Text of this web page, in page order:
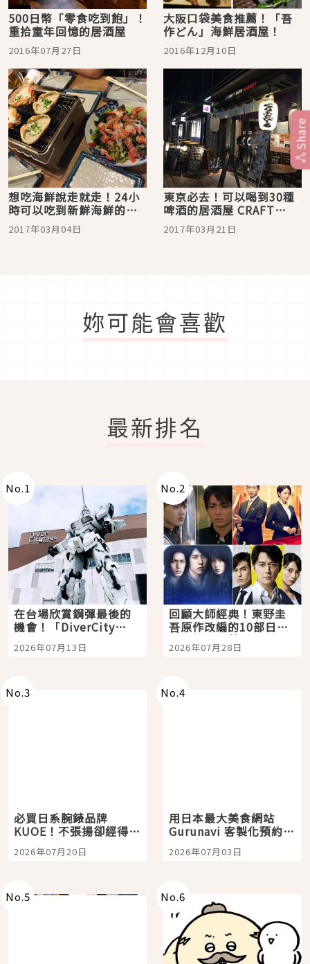
500日幣「零食吃到飽」！
重拾童年回憶的居酒屋
2016年07月27日
大阪口袋美食推薦！「吾
作どん」海鮮居酒屋！
2016年12月10日
想吃海鮮說走就走！24小
時可以吃到新鮮海鮮的居
酒屋 「磯丸水産」
2017年03月04日
東京必去！可以喝到30種
啤酒的居酒屋 CRAFT
BEER MARKET
2017年03月21日
妳可能會喜歡
最新排名
No.1
在台場欣賞鋼彈最後的
機會！「DiverCity
Tokyo Plaza」搭船、
購物、美食及夜景，一
2026年07月13日
No.2
回顧大師經典！東野圭
吾原作改編的10部日本
影視作品推薦
2026年07月28日
No.3
必買日系腕錶品牌
KUOE！不張揚卻經得起
時間洗鍊的經典之作五
選
2026年07月20日
No.4
用日本最大美食網站
Gurunavi 客製化預約九
大都市餐廳，打造專屬
美食體驗！
2026年07月03日
No.5 No.6
Share